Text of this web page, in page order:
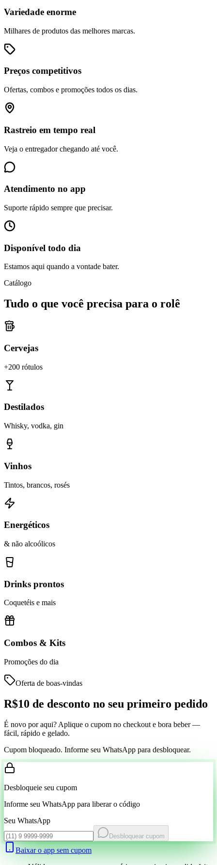
Variedade enorme
Milhares de produtos das melhores marcas.
Preços competitivos
Ofertas, combos e promoções todos os dias.
Rastreio em tempo real
Veja o entregador chegando até você.
Atendimento no app
Suporte rápido sempre que precisar.
Disponível todo dia
Estamos aqui quando a vontade bater.
Catálogo
Tudo o que você precisa para o rolê
Cervejas
+200 rótulos
Destilados
Whisky, vodka, gin
Vinhos
Tintos, brancos, rosés
Energéticos
& não alcoólicos
Drinks prontos
Coquetéis e mais
Combos & Kits
Promoções do dia
Oferta de boas-vindas
R$10 de desconto no seu primeiro pedido
É novo por aqui? Aplique o cupom no checkout e bora beber —
fácil, rápido e gelado.
Cupom bloqueado. Informe seu WhatsApp para desbloquear.
Desbloqueie seu cupom
Informe seu WhatsApp para liberar o código
Seu WhatsApp
Desbloquear cupom
Baixar o app sem cupom